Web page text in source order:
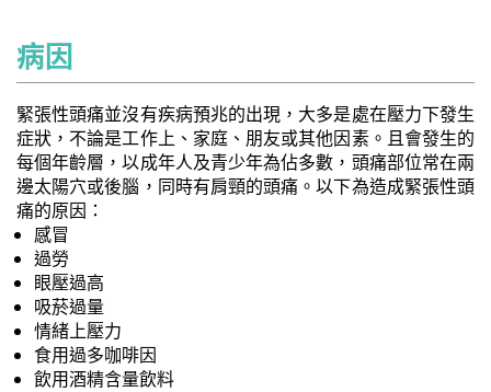
病因
緊張性頭痛並沒有疾病預兆的出現，大多是處在壓力下發生
症狀，不論是工作上、家庭、朋友或其他因素。且會發生的
每個年齡層，以成年人及青少年為佔多數，頭痛部位常在兩
邊太陽穴或後腦，同時有肩頸的頭痛。以下為造成緊張性頭
痛的原因：
感冒
過勞
眼壓過高
吸菸過量
情緒上壓力
食用過多咖啡因
飲用酒精含量飲料